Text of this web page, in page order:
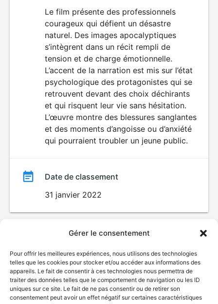
Gérer le consentement
Pour offrir les meilleures expériences, nous utilisons des technologies
telles que les cookies pour stocker et/ou accéder aux informations des
appareils. Le fait de consentir à ces technologies nous permettra de
traiter des données telles que le comportement de navigation ou les ID
uniques sur ce site. Le fait de ne pas consentir ou de retirer son
consentement peut avoir un effet négatif sur certaines caractéristiques
DÉCONSEILLÉ
AUX JEUNES
ENFANTS
Le film présente des professionnels
courageux qui défient un désastre
naturel. Des images apocalyptiques
s’intègrent dans un récit rempli de
tension et de charge émotionnelle.
L’accent de la narration est mis sur l’état
psychologique des protagonistes qui se
retrouvent devant des choix déchirants
et qui risquent leur vie sans hésitation.
L’œuvre montre des blessures sanglantes
et des moments d’angoisse ou d’anxiété
qui pourraient troubler un jeune public.
Date de classement
31 janvier 2022
© Gouvernement du Québec, 2026